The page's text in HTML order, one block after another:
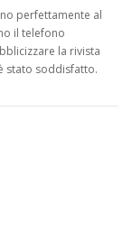
perfettamente al
il telefono
la rivista
stato soddisfatto.